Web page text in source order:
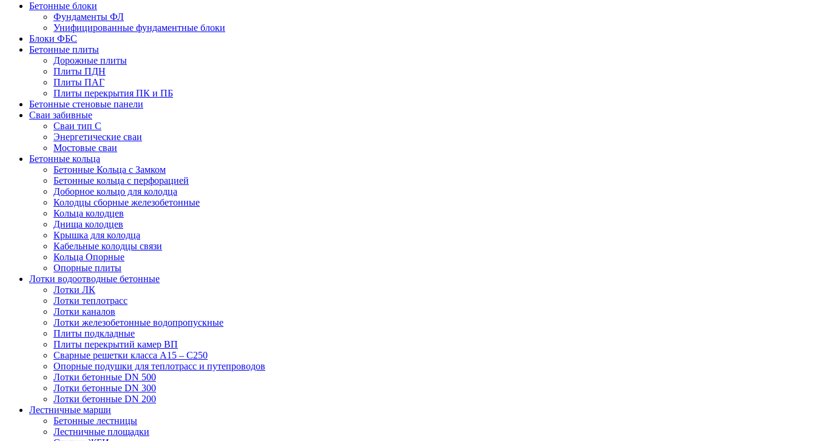
Бетонные блоки
Фундаменты ФЛ
Унифицированные фундаментные блоки
Блоки ФБС
Бетонные плиты
Дорожные плиты
Плиты ПДН
Плиты ПАГ
Плиты перекрытия ПК и ПБ
Бетонные стеновые панели
Сваи забивные
Сваи тип С
Энергетические сваи
Mостовые сваи
Бетонные кольца
Бетонные Кольца с Замком
Бетонные кольца с перфорацией
Доборное кольцо для колодца
Колодцы сборные железобетонные
Кольца колодцев
Днища колодцев
Крышка для колодца
Кабельные колодцы связи
Кольца Опорные
Опорные плиты
Лотки водоотводные бетонные
Лотки ЛК
Лотки теплотрасс
Лотки каналов
Лотки железобетонные водопропускные
Плиты подкладные
Плиты перекрытий камер ВП
Сварные решетки класса А15 – С250
Опорные подушки для теплотрасс и путепроводов
Лотки бетонные DN 500
Лотки бетонные DN 300
Лотки бетонные DN 200
Лестничные марши
Бетонные лестницы
Лестничные площадки